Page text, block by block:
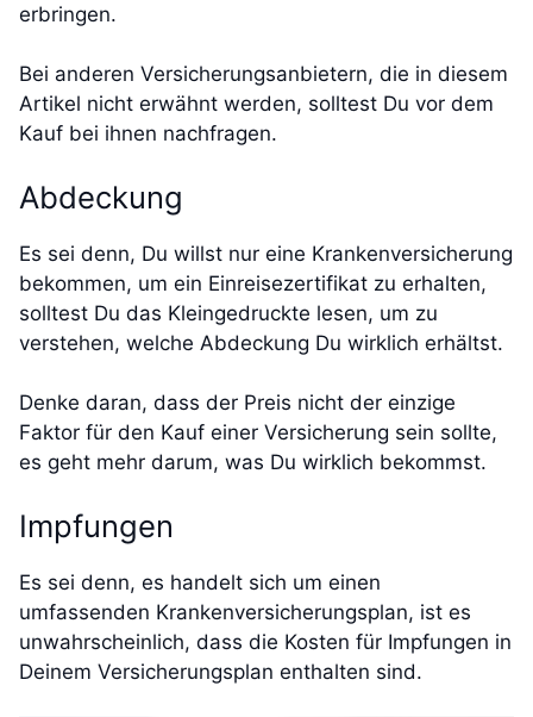
erbringen.
Bei anderen Versicherungsanbietern, die in diesem
Artikel nicht erwähnt werden, solltest Du vor dem
Kauf bei ihnen nachfragen.
Abdeckung
Es sei denn, Du willst nur eine Krankenversicherung
bekommen, um ein Einreisezertifikat zu erhalten,
solltest Du das Kleingedruckte lesen, um zu
verstehen, welche Abdeckung Du wirklich erhältst.
Denke daran, dass der Preis nicht der einzige
Faktor für den Kauf einer Versicherung sein sollte,
es geht mehr darum, was Du wirklich bekommst.
Impfungen
Es sei denn, es handelt sich um einen
umfassenden Krankenversicherungsplan, ist es
unwahrscheinlich, dass die Kosten für Impfungen in
Deinem Versicherungsplan enthalten sind.